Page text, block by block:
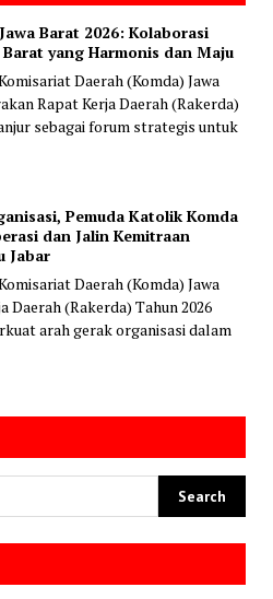
Barat 2026: Kolaborasi
yang Harmonis dan Maju
Daerah (Komda) Jawa
Rapat Kerja Daerah (Rakerda)
sebagai forum strategis untuk
Pemuda Katolik Komda
dan Jalin Kemitraan
Jabar
Daerah (Komda) Jawa
Daerah (Rakerda) Tahun 2026
arah gerak organisasi dalam